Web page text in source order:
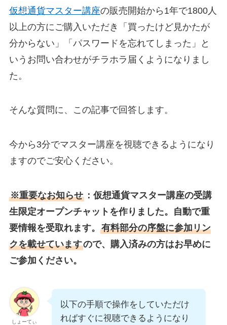
仮想通貨マスター講座の販売開始から1年で1800人
以上の方にご購入いただき「買ったけど見かたが
分からない」「パスワードを忘れてしまった」と
いうお問い合わせがチラホラ届くようになりまし
た。
そんな質問に、この記事で回答します。
今から3分でマスター講座を視聴できるようになり
ますのでご安心ください。
※重要なお知らせ：仮想通貨マスター講座の受講
生限定オープンチャットを作りました。自動で重
要情報を受取れます。 有料部分の序盤に参加リン
クを載せていますので、購入済みの方はお早めに
ご参加ください。
しょーてぃ
以下の手順で操作をしていただけ
ればすぐに視聴できるようになり